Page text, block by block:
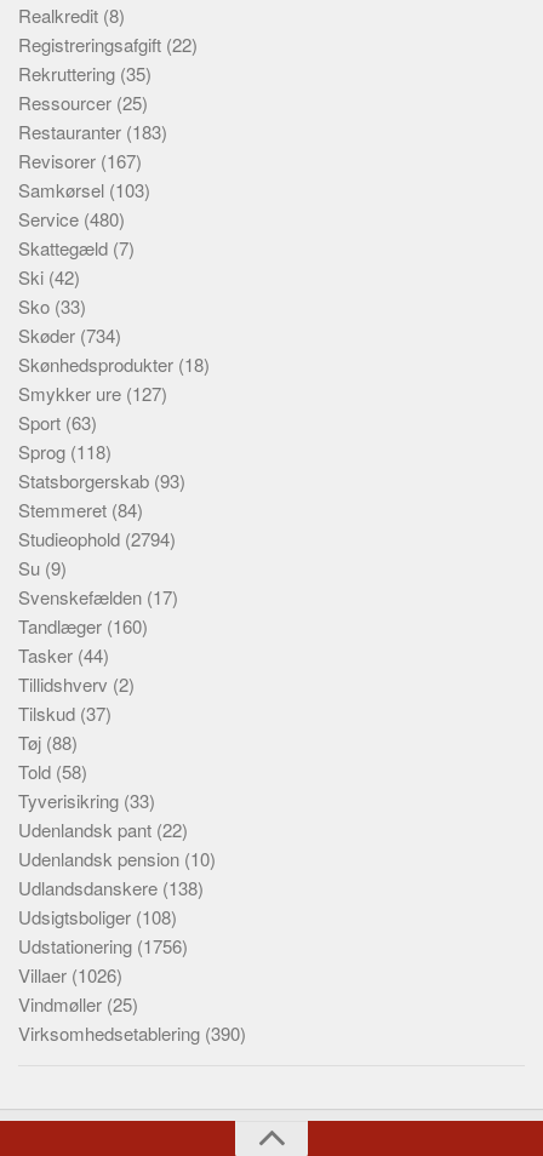
Realkredit (8)
Registreringsafgift (22)
Rekruttering (35)
Ressourcer (25)
Restauranter (183)
Revisorer (167)
Samkørsel (103)
Service (480)
Skattegæld (7)
Ski (42)
Sko (33)
Skøder (734)
Skønhedsprodukter (18)
Smykker ure (127)
Sport (63)
Sprog (118)
Statsborgerskab (93)
Stemmeret (84)
Studieophold (2794)
Su (9)
Svenskefælden (17)
Tandlæger (160)
Tasker (44)
Tillidshverv (2)
Tilskud (37)
Tøj (88)
Told (58)
Tyverisikring (33)
Udenlandsk pant (22)
Udenlandsk pension (10)
Udlandsdanskere (138)
Udsigtsboliger (108)
Udstationering (1756)
Villaer (1026)
Vindmøller (25)
Virksomhedsetablering (390)